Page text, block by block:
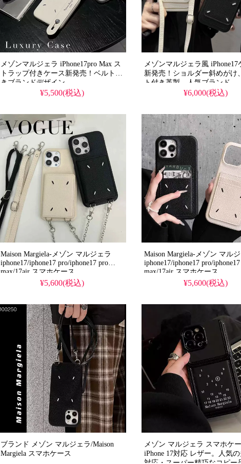
メゾンマルジェラ iPhone17pro Max ス
トラップ付きケース新発売！ベルト付
きブランドデザイン、
iPhone16/15/14pro全機種対応。韓国で
水の多機能仕様、iPhone17ケースとし
て格安で手に入る。
iPhone16pro/15promaxケースとしても
使える優れもの！
¥5,500(税込)
メゾンマルジェラ風 iPhone17
新発売！ショルダー斜めがけ
ト付き革製。人気ブランド、
iPhone17/17pro/16plus/
様。かわいいマルジェラ風シ
スタイルが流行り、格安で手
iPhone16pro/15promaxケース
使える優れもの！（カード入
ス・
¥6,000(税込)
Maison Margiela-メゾン マルジェラ
iphone17/iphone17 pro/iphone17 pro
max/17air スマホケース
¥5,600(税込)
Maison Margiela-メゾン マル
iphone17/iphone17 pro/
max/17air スマホケース
¥5,600(税込)
ブランド メゾン マルジェラ/Maison
Margiela スマホケース
メゾン マルジェラ スマホケ
iPhone 17対応 レザー。人気